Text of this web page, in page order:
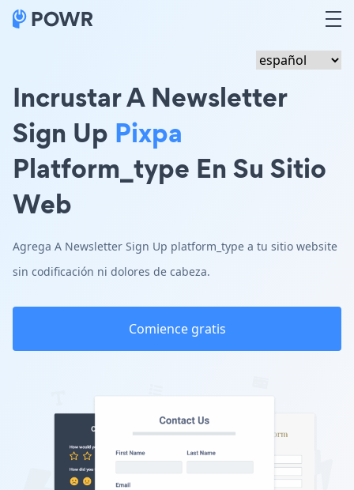
Incrustar A Newsletter
Sign Up Pixpa
Platform_type En Su Sitio
Web
Agrega A Newsletter Sign Up platform_type a tu sitio website
sin codificación ni dolores de cabeza.
Comience gratis